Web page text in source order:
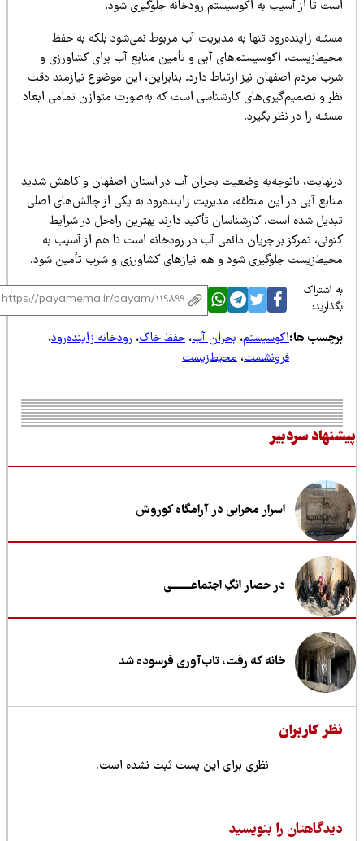
تا از آسیب به اکوسیستم رودخانه جلوگیری شود.
زاینده‌رود تنها به مدیریت آب مربوط نمی‌شود بلکه به حفظ
اکوسیستم‌های آبی و تأمین منابع آب برای کشاورزی و
مردم اصفهان نیز ارتباط دارد. بنابراین، این موضوع نیازمند دقت
و تصمیم‌گیری‌های کارشناسی است که به‌صورت متوازن تمامی ابعاد
را در نظر بگیرد.
باتوجه‌به وضعیت بحران آب در استان اصفهان و کاهش شدید
آبی در این منطقه، مدیریت زایند ه‌رود به یکی از چالش‌های اصلی
شده است. کارشناسان تأکید دارند بهترین راه‌حل در شرایط
تمرکز بر جریان دائمی آب در رودخانه است تا هم از آسیب به
جلوگیری شود و هم نیازهای کشاورزی و شرب تأمین شود.
اشتراک
ها:اکوسیستم،بحران آب،حفظ خاک،رودخانه زاینده‌رود،
فرونشست،محیط‌زیست
سردبیر
اسرار محرابی در آرامگاه کوروش
در حصار انگِ اجتماعــــــــی
خانه که رفت، تاب‌آوری فرسوده شد
کاربران
نظری برای این پست ثبت نشده است.
را بنویسید